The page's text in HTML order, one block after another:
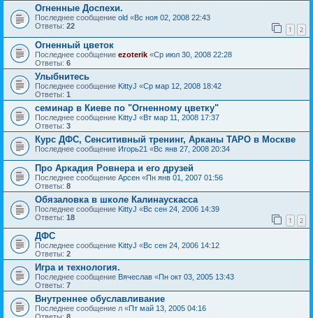
Огненные Доспехи.
Последнее сообщение old «Вс ноя 02, 2008 22:43
Ответы: 22 1 2
Огненный цветок
Последнее сообщение ezoterik «Ср июл 30, 2008 22:28
Ответы: 6
Улыбнитесь
Последнее сообщение KittyJ «Ср мар 12, 2008 18:42
Ответы: 1
семинар в Киеве по "Огненному цветку"
Последнее сообщение KittyJ «Вт мар 11, 2008 17:37
Ответы: 3
Курс ДФС, Сенситивный тренинг, Арканы ТАРО в Москве
Последнее сообщение Игорь21 «Вс янв 27, 2008 20:34
Про Аркадия Ровнера и его друзей
Последнее сообщение Арсен «Пн янв 01, 2007 01:56
Ответы: 8
Обязаловка в школе Калинаускасса
Последнее сообщение KittyJ «Вс сен 24, 2006 14:39
Ответы: 18 1 2
ДФС
Последнее сообщение KittyJ «Вс сен 24, 2006 14:12
Ответы: 2
Игра и технология.
Последнее сообщение Вячеслав «Пн окт 03, 2005 13:43
Ответы: 7
Внутреннее обуславливание
Последнее сообщение л «Пт май 13, 2005 04:16